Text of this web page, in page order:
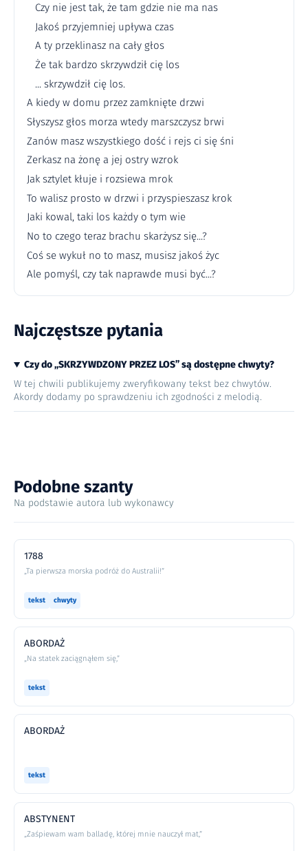
Czy nie jest tak, że tam gdzie nie ma nas
Jakoś przyjemniej upływa czas
A ty przeklinasz na cały głos
Że tak bardzo skrzywdził cię los
... skrzywdził cię los.
A kiedy w domu przez zamknięte drzwi
Słyszysz głos morza wtedy marszczysz brwi
Zanów masz wszystkiego dość i rejs ci się śni
Zerkasz na żonę a jej ostry wzrok
Jak sztylet kłuje i rozsiewa mrok
To walisz prosto w drzwi i przyspieszasz krok
Jaki kowal, taki los każdy o tym wie
No to czego teraz brachu skarżysz się...?
Coś se wykuł no to masz, musisz jakoś życ
Ale pomyśl, czy tak naprawde musi być...?
Najczęstsze pytania
Czy do „SKRZYWDZONY PRZEZ LOS” są dostępne chwyty?
W tej chwili publikujemy zweryfikowany tekst bez chwytów.
Akordy dodamy po sprawdzeniu ich zgodności z melodią.
Podobne szanty
Na podstawie autora lub wykonawcy
1788
„Ta pierwsza morska podróż do Australii!”
tekst chwyty
ABORDAŻ
„Na statek zaciągnąłem się,”
tekst
ABORDAŻ
tekst
ABSTYNENT
„Zaśpiewam wam balladę, której mnie nauczył mat,”